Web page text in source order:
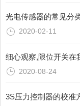
光电传感器的常见分
2020-02-11
2020-08-24
3S压力控制器的校准